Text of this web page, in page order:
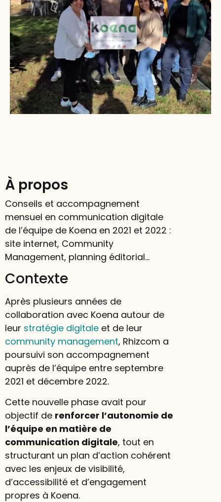
À propos
Conseils et accompagnement
mensuel en communication digitale
de l’équipe de Koena en 2021 et 2022 :
site internet, Community
Management, planning éditorial…
Contexte
Après plusieurs années de
collaboration avec Koena autour de
leur stratégie digitale et de leur
community management, Rhizcom a
poursuivi son accompagnement
auprès de l’équipe entre septembre
2021 et décembre 2022.
Cette nouvelle phase avait pour
objectif de renforcer l’autonomie de
l’équipe en matière de
communication digitale, tout en
structurant un plan d’action cohérent
avec les enjeux de visibilité,
d’accessibilité et d’engagement
propres à Koena.